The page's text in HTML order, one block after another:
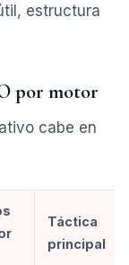
estructura
por motor
cabe en
Táctica
principal